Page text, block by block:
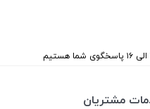
مشتریان